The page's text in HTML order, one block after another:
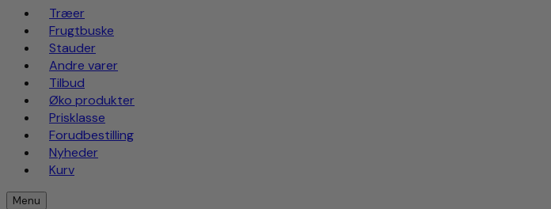
Træer
Frugtbuske
Stauder
Andre varer
Tilbud
Øko produkter
Prisklasse
Forudbestilling
Nyheder
Kurv
Menu